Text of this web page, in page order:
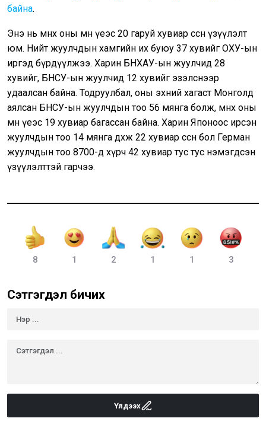
байна.
Энэ нь өмнөх оны мөн үеэс 20 гаруй хувиар өссөн үзүүлэлт
юм. Нийт жуулчдын хамгийн их буюу 37 хувийг ОХУ-ын
иргэд бүрдүүлжээ. Харин БНХАУ-ын жуулчид 28
хувийг, БНСУ-ын жуулчид 12 хувийг эзэлснээр
удаалсан байна. Тодруулбал, оны эхний хагаст Монголд
аялсан БНСУ-ын жуулчдын тоо 56 мянга болж, өмнөх оны
мөн үеэс 19 хувиар багассан байна. Харин Японоос ирсэн
жуулчдын тоо 14 мянга дөхөж 22 хувиар өссөн бол Герман
жуулчдын тоо 8700-д хүрч 42 хувиар тус тус нэмэгдсэн
үзүүлэлттэй гарчээ.
8 1 2 1 1 3
Сэтгэгдэл бичих
Үлдээх